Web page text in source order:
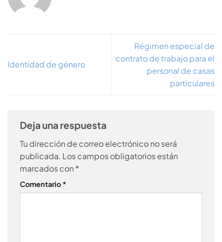
Identidad de género
Régimen especial de
contrato de trabajo para el
personal de casas
particulares
Deja una respuesta
Tu dirección de correo electrónico no será
publicada. Los campos obligatorios están
marcados con *
Comentario *